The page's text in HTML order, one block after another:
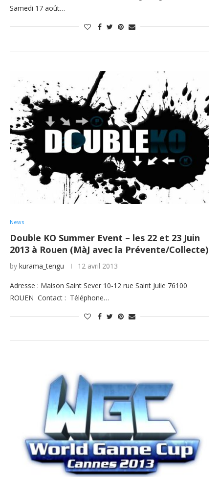
Samedi 17 août…
News
Double KO Summer Event – les 22 et 23 Juin
2013 à Rouen (MàJ avec la Prévente/Collecte)
by kurama_tengu 12 avril 2013
Adresse : Maison Saint Sever 10-12 rue Saint Julie 76100
ROUEN Contact : Téléphone…